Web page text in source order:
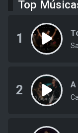
Top
1
2 A